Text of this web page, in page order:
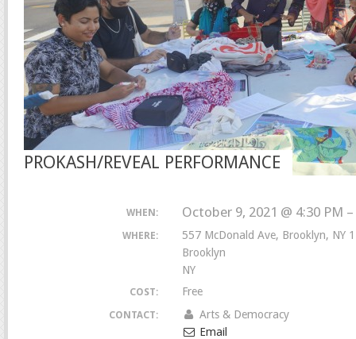
PROKASH/REVEAL PERFORMANCE
WHEN: October 9, 2021 @ 4:30 PM
WHERE:
557 McDonald Ave, Brooklyn, NY
Brooklyn
NY
COST: Free
CONTACT:
Arts & Democracy
Email